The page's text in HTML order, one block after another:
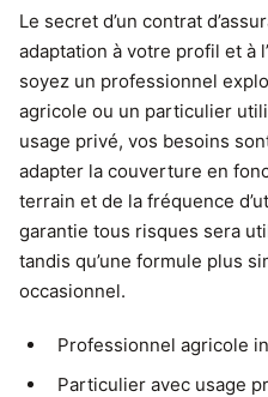
Le secret d’un contrat
adaptation à votre profil et à
soyez un professionnel
agricole ou un particulier
usage privé, vos besoins
adapter la couverture en
terrain et de la fréquence
garantie tous risques sera
tandis qu’une formule plus
occasionnel.
Professionnel agricole
Particulier avec usage